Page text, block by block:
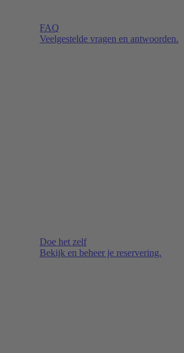
FAQ
Veelgestelde vragen en antwoorden.
Doe het zelf
Bekijk en beheer je reservering.